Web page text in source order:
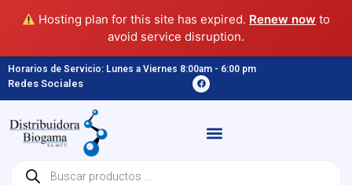
Hosting plan for this site has expired. Renew now to
avoid service disruption.
Horarios de Servicio: Lunes a Viernes 8:00am - 6:00 pm
Redes Sociales